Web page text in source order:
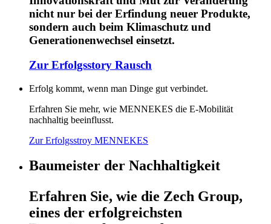
nicht nur bei der Erfindung neuer Produkte,
sondern auch beim Klimaschutz und
Generationenwechsel einsetzt.
Zur Erfolgsstory Rausch
Erfolg kommt, wenn man Dinge gut verbindet.
Erfahren Sie mehr, wie MENNEKES die E-Mobilität
nachhaltig beeinflusst.
Zur Erfolgsstroy MENNEKES
Baumeister der Nachhaltigkeit
Erfahren Sie, wie die Zech Group,
eines der erfolgreichsten